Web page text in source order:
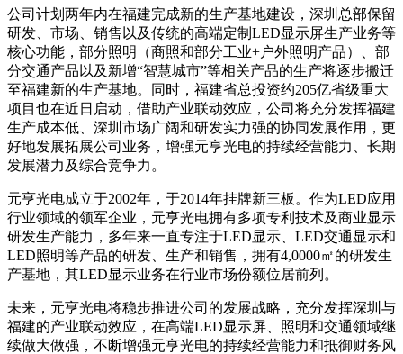
公司计划两年内在福建完成新的生产基地建设，深圳总部保留
研发、市场、销售以及传统的高端定制LED显示屏生产业务等
核心功能，部分照明（商照和部分工业+户外照明产品）、部
分交通产品以及新增“智慧城市”等相关产品的生产将逐步搬迁
至福建新的生产基地。同时，福建省总投资约205亿省级重大
项目也在近日启动，借助产业联动效应，公司将充分发挥福建
生产成本低、深圳市场广阔和研发实力强的协同发展作用，更
好地发展拓展公司业务，增强元亨光电的持续经营能力、长期
发展潜力及综合竞争力。
元亨光电成立于2002年，于2014年挂牌新三板。作为LED应用
行业领域的领军企业，元亨光电拥有多项专利技术及商业显示
研发生产能力，多年来一直专注于LED显示、LED交通显示和
LED照明等产品的研发、生产和销售，拥有4,0000㎡的研发生
产基地，其LED显示业务在行业市场份额位居前列。
未来，元亨光电将稳步推进公司的发展战略，充分发挥深圳与
福建的产业联动效应，在高端LED显示屏、照明和交通领域继
续做大做强，不断增强元亨光电的持续经营能力和抵御财务风